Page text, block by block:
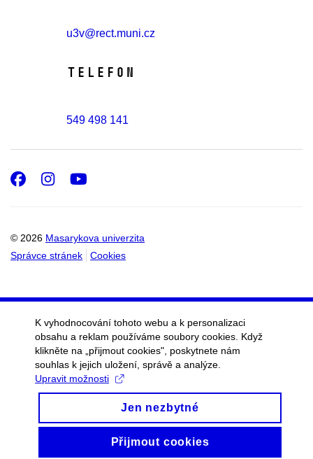
u3v@rect.muni.cz
Telefon
549 498 141
© 2026 Masarykova univerzita
Správce stránek
Cookies
Facebook
Instagram
K vyhodnocování tohoto webu a k personalizaci
obsahu a reklam používáme soubory cookies. Když
klikněte na „přijmout cookies", poskytnete nám
souhlas k jejich uložení, správě a analýze.
Upravit možnosti
Jen nezbytné
Přijmout cookies